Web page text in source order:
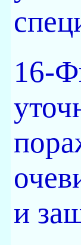
16-
и